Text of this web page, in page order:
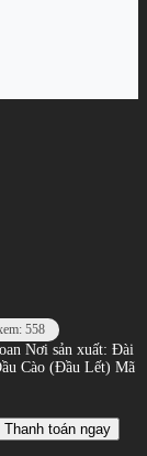
558
Nơi sản xuất: Đài
Cào (Đầu Lết) Mã
Thanh toán ngay